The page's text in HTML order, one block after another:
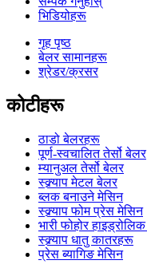
भिडियोहरू
गृह पृष्ठ
बेलर सामानहरू
श्रेडर/क्रसर
कोटीहरू
ठाडो बेलरहरू
पूर्ण-स्वचालित तेर्सो बेलर
म्यानुअल तेर्सो बेलर
स्क्र्याप मेटल बेलर
ब्लक बनाउने मेसिन
स्क्र्याप फोम प्रेस मेसिन
भारी फोहोर
स्क्र्याप धातु कातरहरू
प्रेस ब्यागिङ मेसिन